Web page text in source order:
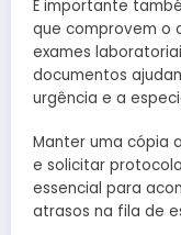
É importante
que comprovem o
exames
documentos
urgência e a
Manter uma cópia
e solicitar
essencial para
atrasos na fila de